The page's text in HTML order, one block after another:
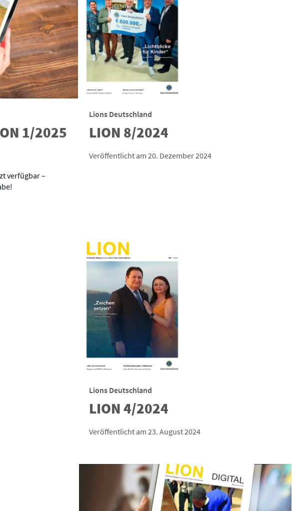
1/2025
verfügbar –
Lions Deutschland
LION 8/2024
Veröffentlicht am 20. Dezember 2024
Lions Deutschland
LION 4/2024
Veröffentlicht am 23. August 2024